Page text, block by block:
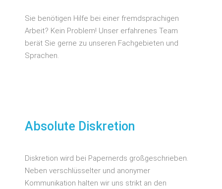
Sie benötigen Hilfe bei einer fremdsprachigen
Arbeit? Kein Problem! Unser erfahrenes Team
berät Sie gerne zu unseren Fachgebieten und
Sprachen.
Absolute Diskretion
Diskretion wird bei Papernerds großgeschrieben.
Neben verschlüsselter und anonymer
Kommunikation halten wir uns strikt an den